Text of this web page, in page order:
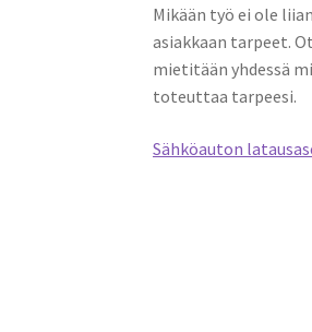
Mikään työ ei ole
asiakkaan tarpeet.
mietitään yhdessä
toteuttaa tarpeesi.
Sähköauton